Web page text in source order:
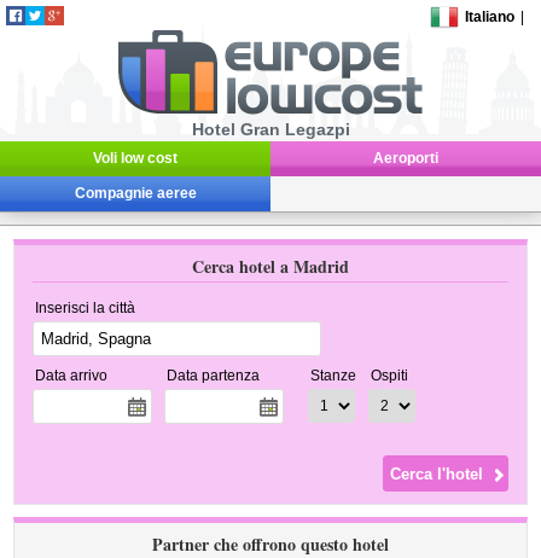
Italiano
Hotel Gran Legazpi
Voli low cost Aeroporti
Compagnie aeree
Cerca hotel a Madrid
Inserisci la città
Data arrivo Data partenza Stanze Ospiti
Partner che offrono questo hotel